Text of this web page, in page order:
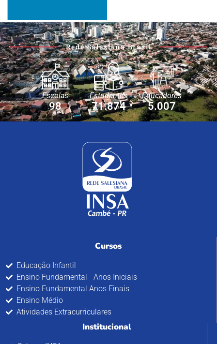
Rede Salesiana Brasil
Escolas
98
Estudantes
71.874
Educadores
5.007
Cursos
Educação Infantil
Ensino Fundamental - Anos Iniciais
Ensino Fundamental Anos Finais
Ensino Médio
Atividades Extracurriculares
Institucional